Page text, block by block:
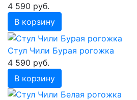
4 590 руб.
В корзину
Стул Чили Бурая рогожка
4 590 руб.
В корзину